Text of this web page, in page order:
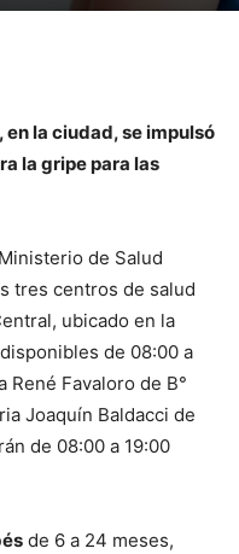
en la ciudad, se impulsó
la gripe para las
de Salud
tres centros de salud
ubicado en la
de 08:00 a
René Favaloro de B°
Joaquín Baldacci de
de 08:00 a 19:00
de 6 a 24 meses,